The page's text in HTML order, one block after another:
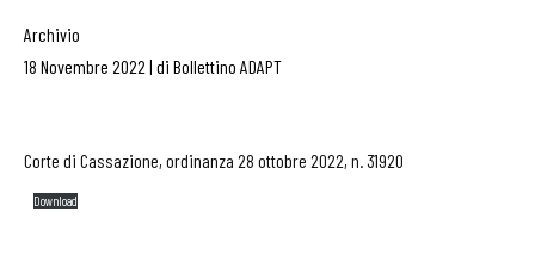
Archivio
18 Novembre 2022 | di Bollettino ADAPT
Corte di Cassazione, ordinanza 28 ottobre 2022, n. 31920
Download